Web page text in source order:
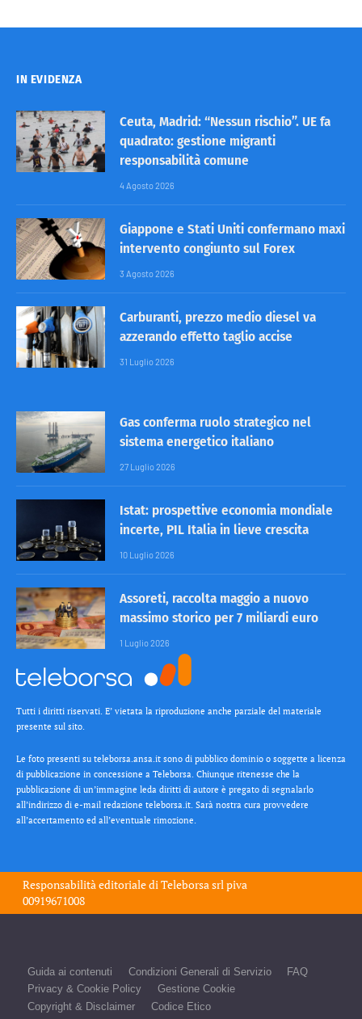
IN EVIDENZA
Ceuta, Madrid: “Nessun rischio”. UE fa
quadrato: gestione migranti
responsabilità comune
4 Agosto 2026
Giappone e Stati Uniti confermano maxi
intervento congiunto sul Forex
3 Agosto 2026
Carburanti, prezzo medio diesel va
azzerando effetto taglio accise
31 Luglio 2026
Gas conferma ruolo strategico nel
sistema energetico italiano
27 Luglio 2026
Istat: prospettive economia mondiale
incerte, PIL Italia in lieve crescita
10 Luglio 2026
Assoreti, raccolta maggio a nuovo
massimo storico per 7 miliardi euro
1 Luglio 2026
Tutti i diritti riservati. E’ vietata la riproduzione anche parziale del materiale
presente sul sito.
Le foto presenti su teleborsa.ansa.it sono di pubblico dominio o soggette a licenza
di pubblicazione in concessione a Teleborsa. Chiunque ritenesse che la
pubblicazione di un’immagine leda diritti di autore è pregato di segnalarlo
all’indirizzo di e-mail redazione teleborsa.it. Sarà nostra cura provvedere
all’accertamento ed all’eventuale rimozione.
Responsabilità editoriale diTeleborsa srl piva
00919671008
Guida ai contenuti Condizioni Generali di Servizio
FAQ
Privacy & Cookie Policy
Gestione Cookie
Copyright & Disclaimer
Codice Etico